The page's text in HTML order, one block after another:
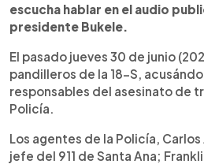
escucha hablar en el audio
presidente Bukele.
El pasado jueves 30 de junio
pandilleros de la 18-S,
responsables del asesinato de
Policía.
Los agentes de la Policía,
jefe del 911 de Santa Ana;